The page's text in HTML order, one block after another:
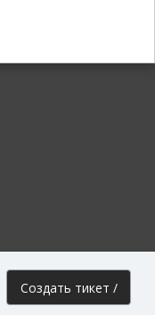
Создать тикет /